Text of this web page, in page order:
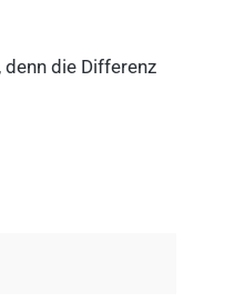
die Differenz